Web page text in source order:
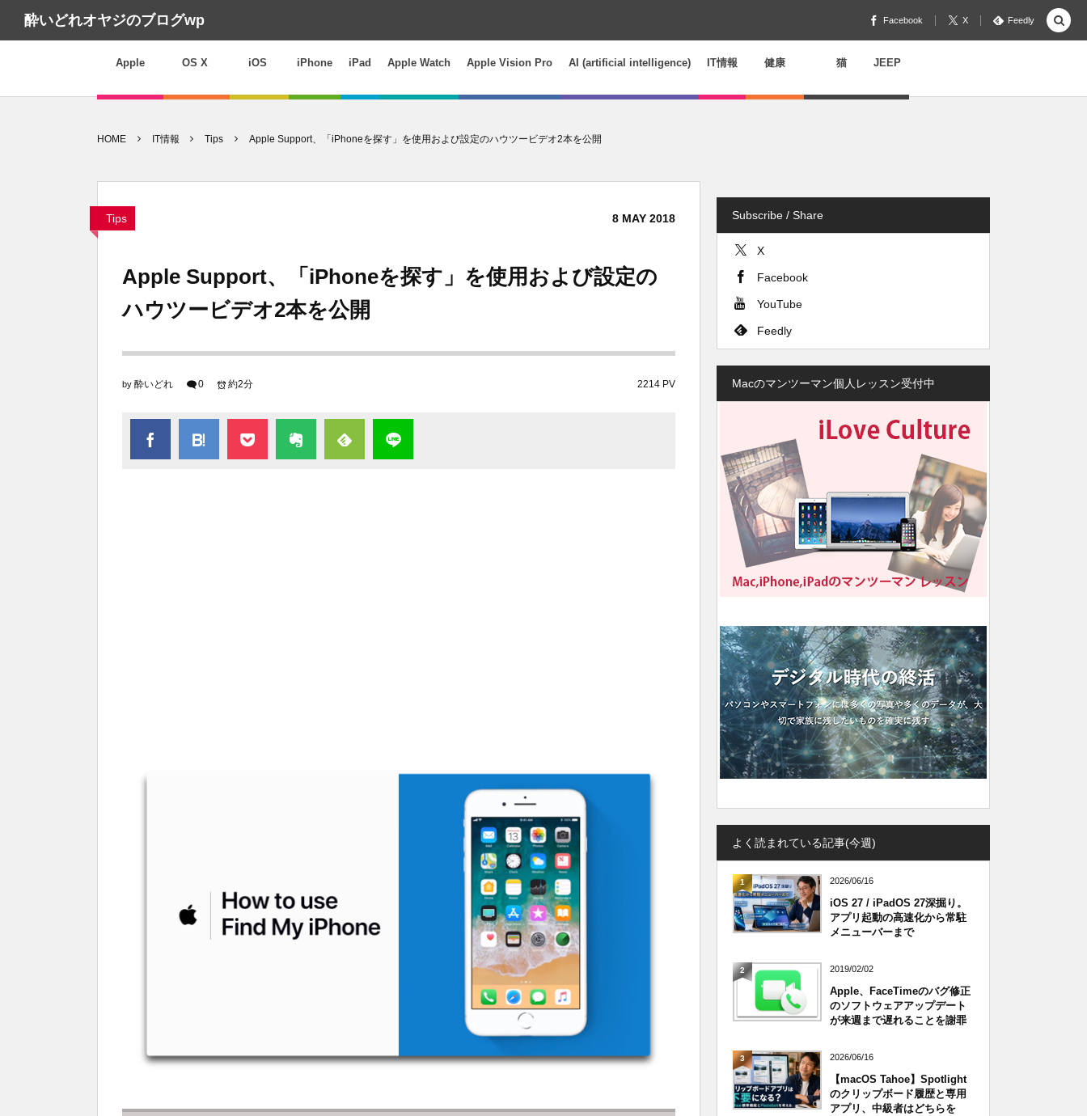
酔いどれオヤジのブログwp Facebook X Feedly
Apple OS X iOS iPhone iPad Apple Watch Apple Vision Pro AI (artificial intelligence) IT情報 健康 猫 JEEP
HOME IT情報 Tips Apple Support、「iPhoneを探す」を使用および設定のハウツービデオ2本を公開
Tips 8 MAY 2018
Apple Support、「iPhoneを探す」を使用および設定の
ハウツービデオ2本を公開
by 酔いどれ 0 2214 PV
約2分
Subscribe / Share
X
Facebook
YouTube
Feedly
Macのマンツーマン個人レッスン受付中
よく読まれている記事(今週)
1 2026/06/16
iOS 27 / iPadOS 27深掘り。
アプリ起動の高速化から常駐
メニューバーまで
2 2019/02/02
Apple、FaceTimeのバグ修正
のソフトウェアアップデート
が来週まで遅れることを謝罪
3 2026/06/16
【macOS Tahoe】Spotlight
のクリップボード履歴と専用
アプリ、中級者はどちらを